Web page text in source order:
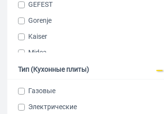
GEFEST
Gorenje
Kaiser
Midea
Nord
Тип (Кухонные плиты)
Газовые
Электрические